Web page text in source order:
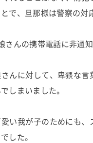
で、旦那様は警察の対
さんの携帯電話に非通
んに対して、卑猥な
しまいました。
い我が子のためにも
した。